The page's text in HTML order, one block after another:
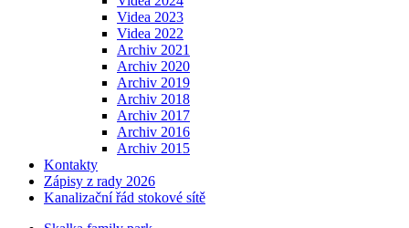
Videa 2023
Videa 2022
Archiv 2021
Archiv 2020
Archiv 2019
Archiv 2018
Archiv 2017
Archiv 2016
Archiv 2015
Kontakty
Zápisy z rady 2026
Kanalizační řád stokové sítě